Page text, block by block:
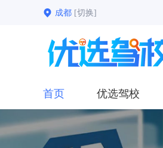
成都 [切换]
首页 优选驾校